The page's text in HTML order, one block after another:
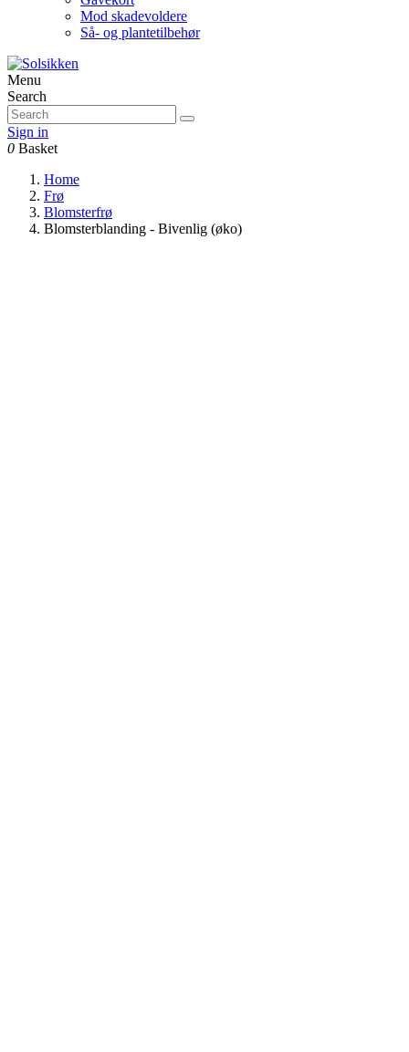
Mod skadevoldere
Så- og plantetilbehør
Menu
Search
Sign in
0 Basket
Home
Frø
Blomsterfrø
Blomsterblanding - Bivenlig (øko)